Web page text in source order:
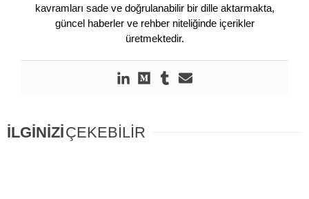
kavramları sade ve doğrulanabilir bir dille aktarmakta,
güncel haberler ve rehber niteliğinde içerikler
üretmektedir.
İLGİNİZİÇEKEBİLİR